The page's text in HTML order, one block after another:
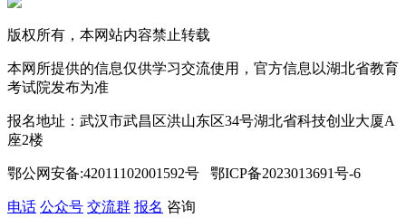
版权所有，本网站内容禁止转载
本网所提供的信息仅供学习交流使用，官方信息以湖北省教育
考试院发布为准
报名地址：武汉市武昌区洪山东区34号湖北省科技创业大厦A
座2楼
鄂公网安备:42011102001592号 鄂ICP备2023013691号-6
电话 公众号 交流群 报名 咨询